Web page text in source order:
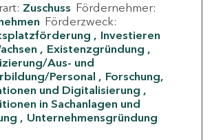
Zuschuss Fördernehmer:
Förderzweck:
Investieren
Existenzgründung
Aus- und
Personal
Forschung,
und Digitalisierung
in Sachanlagen und
Unternehmensgründung